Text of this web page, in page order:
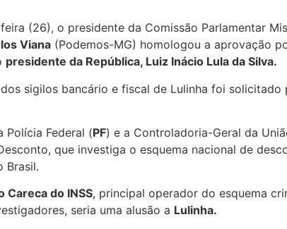
(26), o presidente da Comissão Parlamentar
Viana (Podemos-MG) homologou a aprovação
presidente da República, Luiz Inácio Lula da Silva.
sigilos bancário e fiscal de Lulinha foi solicitado
Polícia Federal (PF) e a Controladoria-Geral da
que investiga o esquema nacional de
Brasil.
Careca do INSS, principal operador do esquema
seria uma alusão a Lulinha.